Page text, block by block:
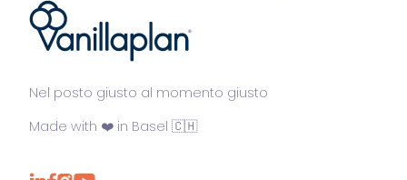
®
Nel posto giusto al momento giusto
Made with ❤️ in Basel 🇨🇭